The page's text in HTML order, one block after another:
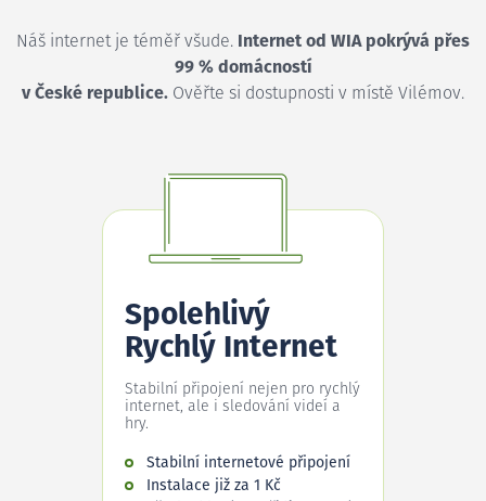
Náš internet je téměř všude. Internet od WIA pokrývá přes
99 % domácností
v České republice. Ověřte si dostupnosti v místě Vilémov.
Spolehlivý
Rychlý Internet
Stabilní připojení nejen pro rychlý
internet, ale i sledování videí a
hry.
Stabilní internetové připojení
Instalace již za 1 Kč